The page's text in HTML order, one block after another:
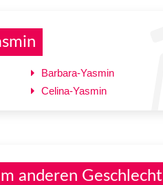
Barbara-Yasmin
Celina-Yasmin
anderen Geschlecht